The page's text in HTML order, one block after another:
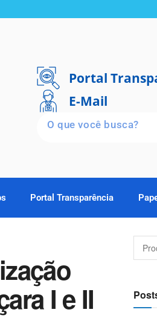
Portal
E-Mail
Portal Transparência
I e II